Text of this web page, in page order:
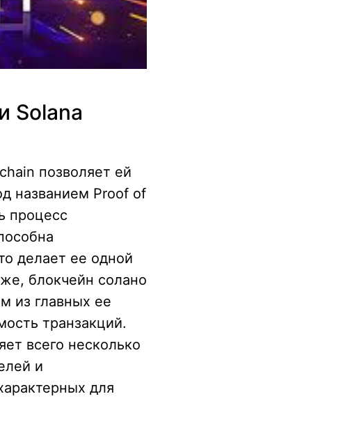
Solana
позволяет ей
названием Proof of
процесс
делает ее одной
блокчейн солано
из главных ее
транзакций.
всего несколько
и
для